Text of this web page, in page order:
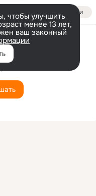
Войти
чтобы улучшить
менее 13 лет,
ваш законный